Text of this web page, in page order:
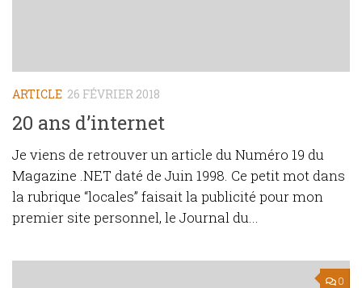
ARTICLE 26 FÉVRIER 2018
20 ans d’internet
Je viens de retrouver un article du Numéro 19 du
Magazine .NET daté de Juin 1998. Ce petit mot dans
la rubrique “locales” faisait la publicité pour mon
premier site personnel, le Journal du...
0